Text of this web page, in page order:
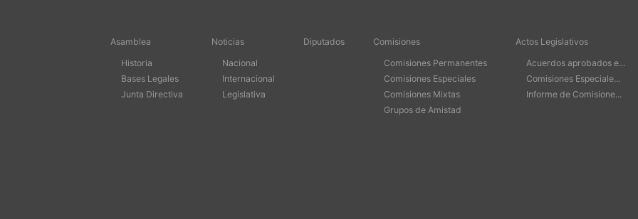
Asamblea
Historia
Bases Legales
Junta Directiva
Noticias
Nacional
Internacional
Legislativa
Diputados
Comisiones
Comisiones Permanentes
Comisiones Especiales
Comisiones Mixtas
Grupos de Amistad
Actos Legislativos
Acuerdos aprobados e...
Comisiones Especiale...
Informe de Comisione...